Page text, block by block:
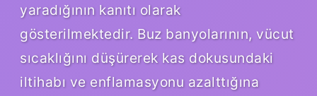
yaradığının kanıtı olarak
gösterilmektedir. Buz banyolarının, vücut
sıcaklığını düşürerek kas dokusundaki
iltihabı ve enflamasyonu azalttığına